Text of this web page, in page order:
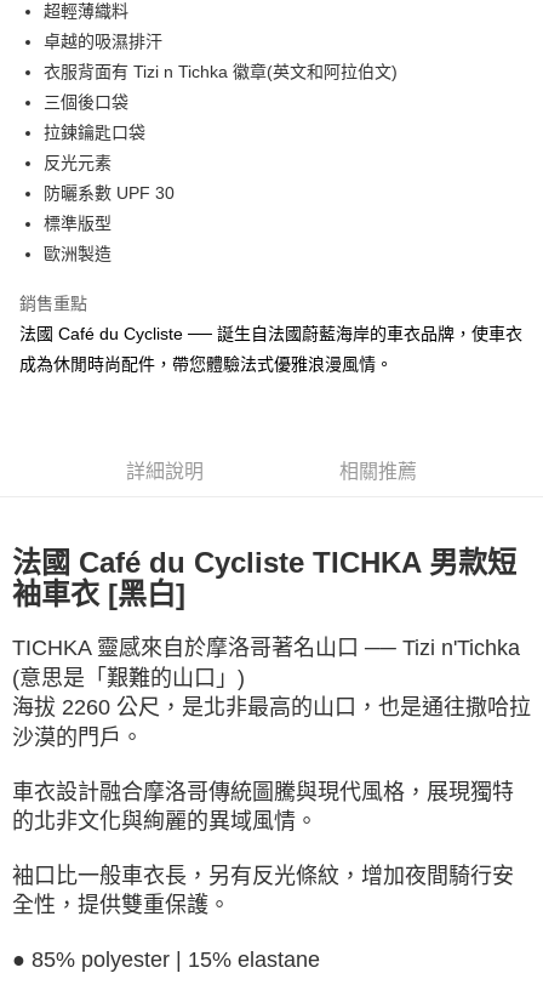
上海商業儲蓄銀行
國泰世華商業銀行
臺灣中小企業銀行
台中商業銀行
匯豐（台灣）商業銀行
聯邦商業銀行
元大商業銀行
玉山商業銀行
台新國際商業銀行
台灣樂天信用卡公司
LINE Pay
Apple Pay
街口支付
Google Pay
相關說明
【大哥付你分期使用說明】
1.本服務由台灣大哥大提供，台灣大哥大用戶可立即使用無須另外申請。
4.訂單成立30分鐘內，如未前往確認交易或遇審核未通過，訂單將自動取
1.分期款項不併入電信帳單，「大哥付你分期」於每月結算日後寄送繳費提
醒簡訊。
2.透過簡訊連結打開帳單後，可選擇「超商條碼／台灣大直營門市／銀行轉
【注意事項】
1.本服務係由「台灣大哥大股份有限公司」（以下簡稱本公司）所提供，讓
用戶於交易時，得透過本服務購買商品或服務，並由商店將買賣／分期付款
買賣價金債權讓與本公司後，依約使用本公司帳單繳交帳款。
資料（包含姓名、電話或地址）提供予台灣大哥大進項蒐集、處理及利用，
由本公司與您本人進行分期帳單所需資料之確認、核對及更正。
3.完整用戶服務條款，請詳閱以下連結：https://oppay.tw/userRule
AFTEE先享後付
１．簡單：不需註冊會員、不需綁卡、不需儲值。
【「AFTEE先享後付」結帳流程】
１．於結帳方式選擇「AFTEE先享後付」後，將跳轉至「AFTEE先享後付」
結帳頁面，進行簡訊認證並確認金額後，即可完成結帳。
２．訂單成立數日內，您將收到繳費通知簡訊。
３．收到繳費通知簡訊後14天內，點擊此簡訊中的連結，可透過四大超商／
ATM／網路銀行／等多元方式進行付款，方視為交易完成。
※ 請注意：結帳手續完成當下不需立刻繳費，但若您需要取消訂單，請聯絡
購買商品的店家。未經商家同意取消之訂單仍視為有效，需透過AFTEE先享
後付繳納相關費用。
是否繳費成功／繳費後需取消欲退款等相關疑問，請聯繫「AFTEE先享後付
客戶支援中心」https://netprotections.freshdesk.com/support/home
１．透過由恩沛科技股份有限公司提供之「AFTEE先享後付」服務完成之交
易，需依本服務之必要範圍內提供個人資料，並將交易相關給付款項請求債
權轉讓予恩沛科技股份有限公司。
https://aftee.tw/terms/#terms3
每筆NT$60，滿NT$998(含以上)免運費
全家純取貨
每筆NT$60，滿NT$998(含以上)免運費
7-11取貨付款
每筆NT$60，滿NT$998(含以上)免運費
每筆NT$60，滿NT$998(含以上)免運費
每筆NT$80，滿NT$1,300(含以上)免運費
超輕薄織料
卓越的吸濕排汗
衣服背面有 Tizi n Tichka 徽章(英文和阿拉伯文)
三個後口袋
拉鍊鑰匙口袋
反光元素
防曬系數 UPF 30
標準版型
歐洲製造
銷售重點
法國 Café du Cycliste ── 誕生自法國蔚藍海岸的車衣品牌，使車衣
成為休閒時尚配件，帶您體驗法式優雅浪漫風情。
詳細說明 相關推薦
法國 Café du Cycliste TICHKA 男款短
袖車衣 [黑白]
TICHKA 靈感來自於摩洛哥著名山口 ── Tizi n'Tichka
(意思是「艱難的山口」)
海拔 2260 公尺，是北非最高的山口，也是通往撒哈拉
沙漠的門戶。
車衣設計融合摩洛哥傳統圖騰與現代風格，展現獨特
的北非文化與絢麗的異域風情。
袖口比一般車衣長，另有反光條紋，增加夜間騎行安
全性，提供雙重保護。
● 85% polyester | 15% elastane